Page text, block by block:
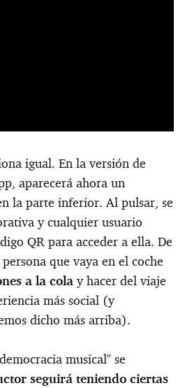
igual. En la versión de
aparecerá ahora un
la parte inferior. Al pulsar, se
y cualquier usuario
QR para acceder a ella. De
que vaya en el coche
a la cola y hacer del viaje
más social (y
dicho más arriba).
musical" se
seguirá teniendo ciertas